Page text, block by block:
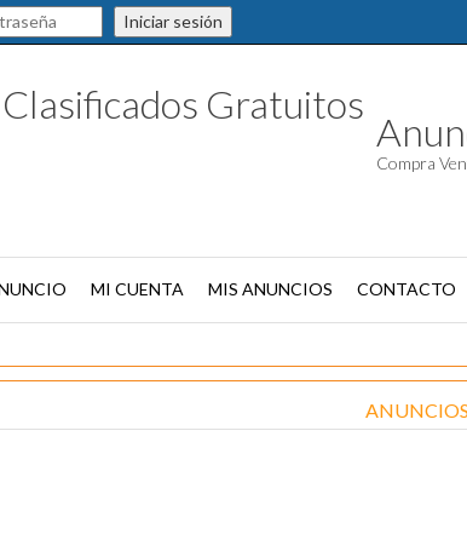
Iniciar sesión
Compra
MI CUENTA MIS ANUNCIOS CONTACTO